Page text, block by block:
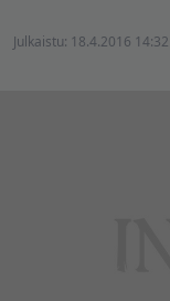
Julkaistu: 18.4.2016 14:32